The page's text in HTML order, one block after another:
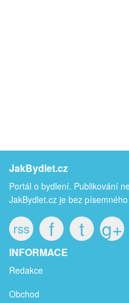
JakBydlet.cz
Portál o bydlení. Publikování
JakBydlet.cz je bez
rss f t g+
INFORMACE
Redakce
Obchod